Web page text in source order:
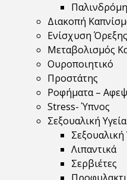
Διακοπή
Ενίσχυση
Μεταβολισμός
Ουροποιητικό
Προστάτης
Ροφήματα –
Stress- Ύπνος
Σεξουαλική Υγεία
Σεξουαλική
Λιπαντικά
Σερβιέτες